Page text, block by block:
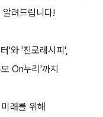
려드립니다!
'와 '진로레시피',
On누리'까지
래를 위해